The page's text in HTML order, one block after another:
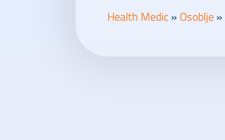
Health Medic » Osoblje »